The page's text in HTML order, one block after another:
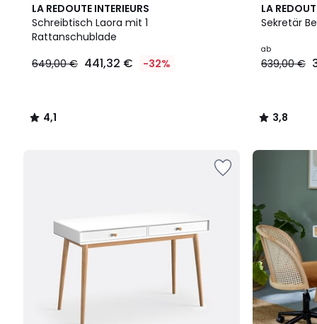
LA REDOUTE INTERIEURS
Schreibtisch Laora mit 1
Rattanschublade
649,00 € 441,32 € -32%
4,1
/ 5
4,1
/
LA
Sekretär
ab
639,00 €
3,8
/ 5
2
Farben
3,8
/